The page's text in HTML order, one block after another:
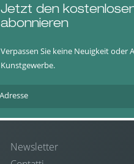
Jetzt den
abonnieren
Verpassen Sie keine Neuigkeit oder
Kunstgewerbe.
Newsletter